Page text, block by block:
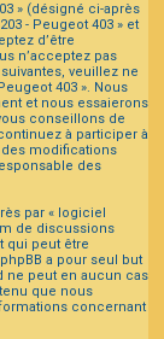
» (désigné ci-après
- Peugeot 403 » et
d’être
n’acceptez pas
veuillez ne
403 ». Nous
et nous essaierons
conseillons de
à participer à
des modifications
des
par « logiciel
de discussions
qui peut être
a pour seul but
ne peut en aucun cas
que nous
concernant